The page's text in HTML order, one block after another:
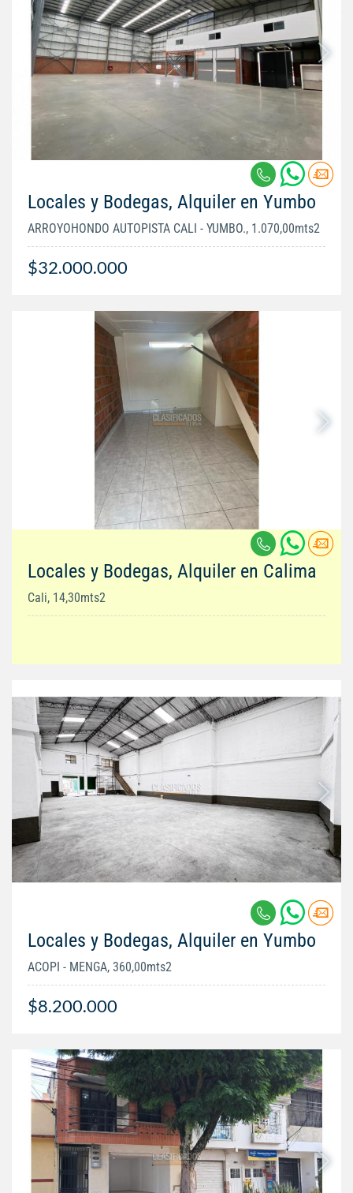
Locales y Bodegas, Alquiler en Yumbo
ARROYOHONDO AUTOPISTA CALI - YUMBO., 1.070,00mts2
$32.000.000
Locales y Bodegas, Alquiler en Calima
Cali, 14,30mts2
Locales y Bodegas, Alquiler en Yumbo
ACOPI - MENGA, 360,00mts2
$8.200.000